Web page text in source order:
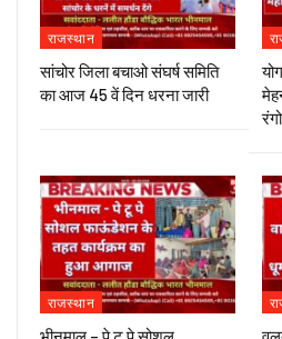
राजस्थान
सांचोर जिला बचाओ संघर्ष समिति
का आज 45 वें दिन धरना जारी
राजस्थान